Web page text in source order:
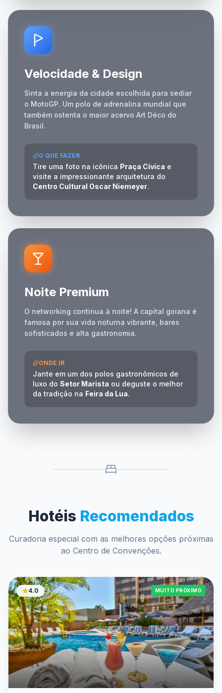
Velocidade & Design
Sinta a energia da cidade escolhida para sediar
o MotoGP. Um polo de adrenalina mundial que
também ostenta o maior acervo Art Déco do
Brasil.
O QUE FAZER
Tire uma foto na icônica Praça Cívica e
visite a impressionante arquitetura do
Centro Cultural Oscar Niemeyer.
Noite Premium
O networking continua à noite! A capital goiana é
famosa por sua vida noturna vibrante, bares
sofisticados e alta gastronomia.
ONDE IR
Jante em um dos polos gastronômicos de
luxo do Setor Marista ou deguste o melhor
da tradição na Feira da Lua.
Hotéis Recomendados
Curadoria especial com as melhores opções próximas
ao Centro de Convenções.
4.0 MUITO PRÓXIMO